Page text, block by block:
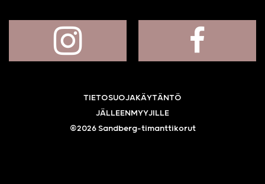
TIETOSUOJAKÄYTÄNTÖ
JÄLLEENMYYJILLE
©2026 Sandberg-timanttikorut